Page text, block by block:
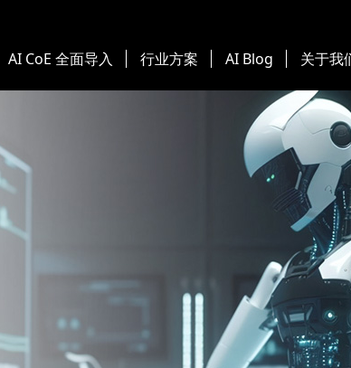
AI CoE 全面导入 行业方案 AI Blog 关于我